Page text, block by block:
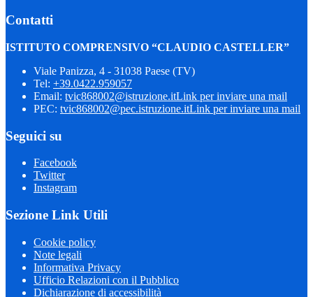
Contatti
ISTITUTO COMPRENSIVO “CLAUDIO CASTELLER”
Viale Panizza, 4 - 31038 Paese (TV)
Tel: +39.0422.959057
Email: tvic868002@istruzione.itLink per inviare una mail
PEC: tvic868002@pec.istruzione.itLink per inviare una mail
Seguici su
Facebook
Twitter
Instagram
Sezione Link Utili
Cookie policy
Note legali
Informativa Privacy
Ufficio Relazioni con il Pubblico
Dichiarazione di accessibilità